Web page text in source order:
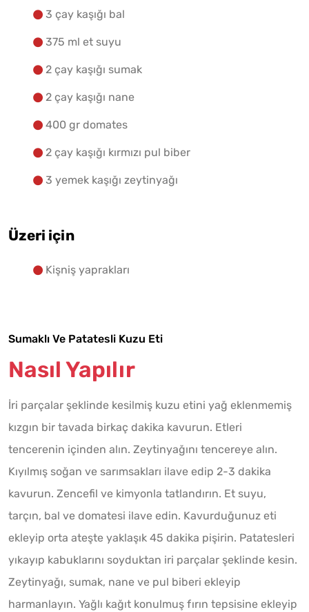
3 çay kaşığı bal
375 ml et suyu
2 çay kaşığı sumak
2 çay kaşığı nane
400 gr domates
2 çay kaşığı kırmızı pul biber
3 yemek kaşığı zeytinyağı
Üzeri için
Kişniş yaprakları
Sumaklı Ve Patatesli Kuzu Eti
Nasıl Yapılır
İri parçalar şeklinde kesilmiş kuzu etini yağ eklenmemiş
kızgın bir tavada birkaç dakika kavurun. Etleri
tencerenin içinden alın. Zeytinyağını tencereye alın.
Kıyılmış soğan ve sarımsakları ilave edip 2-3 dakika
kavurun. Zencefil ve kimyonla tatlandırın. Et suyu,
tarçın, bal ve domatesi ilave edin. Kavurduğunuz eti
ekleyip orta ateşte yaklaşık 45 dakika pişirin. Patatesleri
yıkayıp kabuklarını soyduktan iri parçalar şeklinde kesin.
Zeytinyağı, sumak, nane ve pul biberi ekleyip
harmanlayın. Yağlı kağıt konulmuş fırın tepsisine ekleyip